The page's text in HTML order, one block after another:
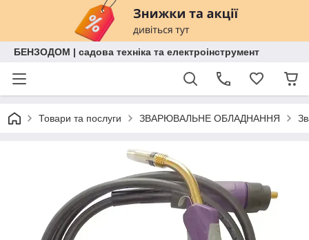
БЕНЗОДОМ | садова техніка та електроінструмент
Товари та послуги ЗВАРЮВАЛЬНЕ ОБЛАДНАННЯ